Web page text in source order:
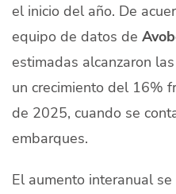
modo claro
el inicio del año. De
equipo de datos de
estimadas alcanzaron
un crecimiento del 16%
de 2025, cuando se
embarques.
El aumento interanual